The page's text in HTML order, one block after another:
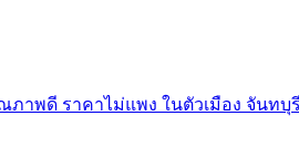
พดี ราคาไม่แพง ในตัวเมือง จันทบุรี